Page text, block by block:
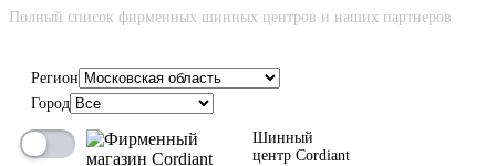
Полный список фирменных шинных центров и наших партнеров
Регион
Город
Шинный
центр Cordiant